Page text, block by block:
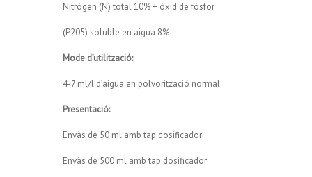
Nitrògen (N) total 10% + òxid de fòsfor
(P205) soluble en aigua 8%
Mode d’utilització:
4-7 ml/l d’aigua en polvorització normal.
Presentació:
Envàs de 50 ml amb tap dosificador
Envàs de 500 ml amb tap dosificador